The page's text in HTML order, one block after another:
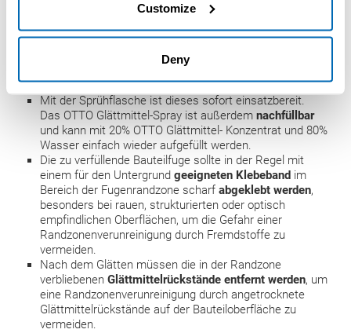
Customize
Deny
Glätten mit dem OTTO Glättmittel-Spray
Das OTTO Glättmittel-Spray wurde optimal auf das
Glätten von Hybrid Dichtstoffen
auch fürSilikon- undPU-Dichtstoffeverwendet werden.
Mit der Sprühflasche ist dieses sofort einsatzbereit.
Das OTTO Glättmittel-Spray ist außerdem nachfüllbar
und kann mit 20% OTTO Glättmittel- Konzentrat und 80%
Wasser einfach wieder aufgefüllt werden.
Die zu verfüllende Bauteilfuge sollte in der Regel mit
einem für den Untergrund geeigneten Klebeband im
Bereich der Fugenrandzone scharf abgeklebt werden,
besonders bei rauen, strukturierten oder optisch
empfindlichen Oberflächen, um die Gefahr einer
Randzonenverunreinigung durch Fremdstoffe zu
vermeiden.
Nach dem Glätten müssen die in der Randzone
verbliebenen Glättmittelrückstände entfernt werden, um
eine Randzonenverunreinigung durch angetrocknete
Glättmittelrückstände auf der Bauteiloberfläche zu
vermeiden.